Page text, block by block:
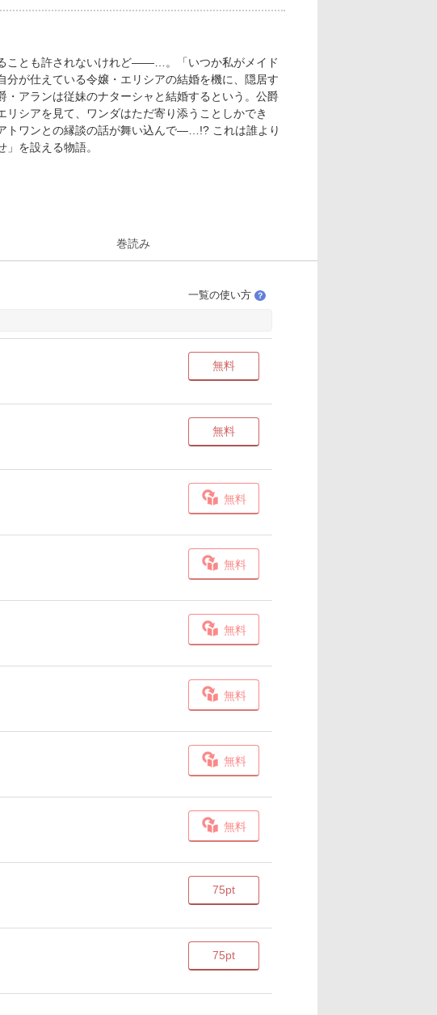
ことも許されないけれど――…。「いつか私がメイド
が仕えている令嬢・エリシアの結婚を機に、隠居す
アランは従妹のナターシャと結婚するという。公爵
シアを見て、ワンダはただ寄り添うことしかでき
トワンとの縁談の話が舞い込んで―…!? これは誰より
を設える物語。
巻読み
一覧の使い方 ？
無料
無料
無料
無料
無料
無料
無料
無料
75pt
75pt